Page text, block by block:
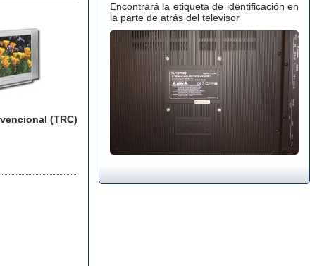
(TRC)
Encontrará la etiqueta de identificación en
la parte de atrás del televisor